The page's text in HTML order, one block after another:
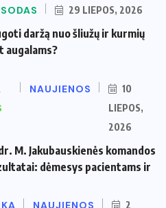
29 LIEPOS, 2026
daržą nuo šliužų ir kurmių
augalams?
NAUJIENOS
10
LIEPOS,
2026
M. Jakubauskienės komandos
dėmesys pacientams ir
NAUJIENOS
2